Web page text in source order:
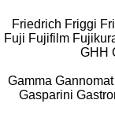
Friedrich Friggi
Fuji Fujifilm
GHH
Gamma Gannomat
Gasparini